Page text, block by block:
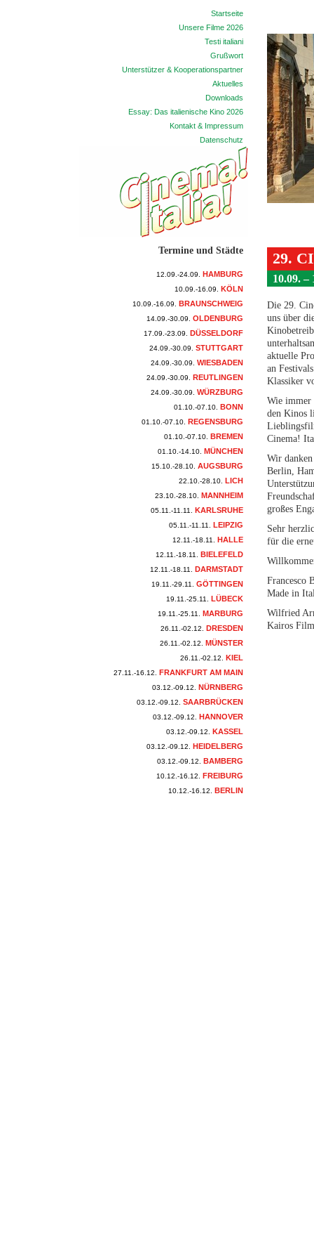
Startseite
Unsere Filme 2026
Testi italiani
Grußwort
Unterstützer & Kooperationspartner
Aktuelles
Downloads
Essay: Das italienische Kino 2026
Kontakt & Impressum
Datenschutz
Termine und Städte
12.09.-24.09. HAMBURG
10.09.-16.09. KÖLN
10.09.-16.09. BRAUNSCHWEIG
14.09.-30.09. OLDENBURG
17.09.-23.09. DÜSSELDORF
24.09.-30.09. STUTTGART
24.09.-30.09. WIESBADEN
24.09.-30.09. REUTLINGEN
24.09.-30.09. WÜRZBURG
01.10.-07.10. BONN
01.10.-07.10. REGENSBURG
01.10.-07.10. BREMEN
01.10.-14.10. MÜNCHEN
15.10.-28.10. AUGSBURG
22.10.-28.10. LICH
23.10.-28.10. MANNHEIM
05.11.-11.11. KARLSRUHE
05.11.-11.11. LEIPZIG
12.11.-18.11. HALLE
12.11.-18.11. BIELEFELD
12.11.-18.11. DARMSTADT
19.11.-29.11. GÖTTINGEN
19.11.-25.11. LÜBECK
19.11.-25.11. MARBURG
26.11.-02.12. DRESDEN
26.11.-02.12. MÜNSTER
26.11.-02.12. KIEL
27.11.-16.12. FRANKFURT AM MAIN
03.12.-09.12. NÜRNBERG
03.12.-09.12. SAARBRÜCKEN
03.12.-09.12. HANNOVER
03.12.-09.12. KASSEL
03.12.-09.12. HEIDELBERG
03.12.-09.12. BAMBERG
10.12.-16.12. FREIBURG
10.12.-16.12. BERLIN
29.
10.09. –
Die 29.
uns über
aktuelle
an
Klassiker
Wie immer
den Kinos
Cinema!
Wir
Berlin,
großes
Sehr
für die
Francesco
Made in
Wilfried
Kairos